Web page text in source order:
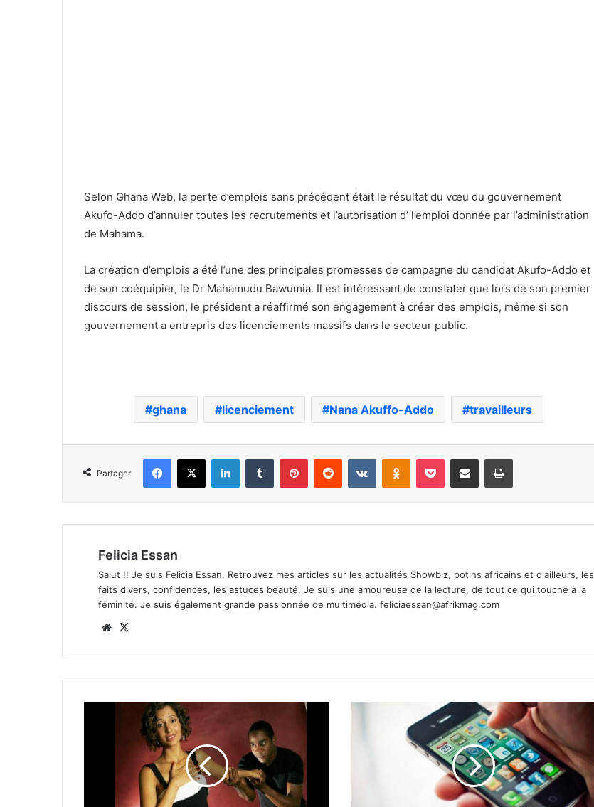
Selon Ghana Web, la perte d’emplois sans précédent était le résultat du vœu du gouvernement
Akufo-Addo d’annuler toutes les recrutements et l’autorisation d’ l’emploi donnée par l’administration
de Mahama.
La création d’emplois a été l’une des principales promesses de campagne du candidat Akufo-Addo et
de son coéquipier, le Dr Mahamudu Bawumia. Il est intéressant de constater que lors de son premier
discours de session, le président a réaffirmé son engagement à créer des emplois, même si son
gouvernement a entrepris des licenciements massifs dans le secteur public.
ghana licenciement Nana Akuffo-Addo travailleurs
Partager
Facebook
X LinkedinTumblr PinterestReddit VKontakteOdnoklassniki
Pocket Partager par email Imprimer
Felicia Essan
Salut !! Je suis Felicia Essan. Retrouvez mes articles sur les actualités Showbiz, potins africains et d'ailleurs, les
faits divers, confidences, les astuces beauté. Je suis une amoureuse de la lecture, de tout ce qui touche à la
féminité. Je suis également grande passionnée de multimédia. feliciaessan@afrikmag.com
Website